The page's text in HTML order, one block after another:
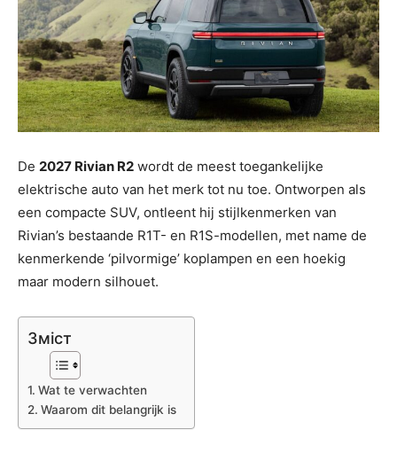
De 2027 Rivian R2 wordt de meest toegankelijke
elektrische auto van het merk tot nu toe. Ontworpen als
een compacte SUV, ontleent hij stijlkenmerken van
Rivian’s bestaande R1T- en R1S-modellen, met name de
kenmerkende ‘pilvormige’ koplampen en een hoekig
maar modern silhouet.
Зміст
Wat te verwachten
Waarom dit belangrijk is